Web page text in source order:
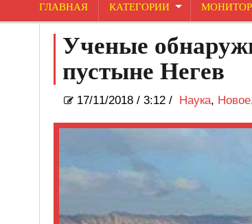
ГЛАВНАЯ КАТЕГОРИИ
Ученые
пустыне Негев
17/11/2018/ 3:12 / Наука, Новое